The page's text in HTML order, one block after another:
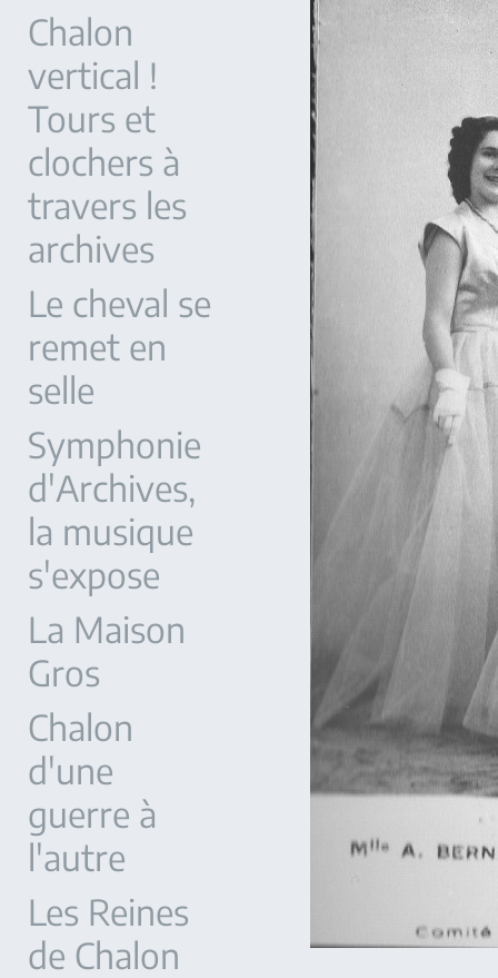
Chalon
vertical !
Tours et
clochers à
travers les
archives
Le cheval se
remet en
selle
Symphonie
d'Archives,
la musique
s'expose
La Maison
Gros
Chalon
d'une
guerre à
l'autre
Les Reines
de Chalon